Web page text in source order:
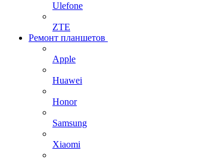
Ulefone
ZTE
Ремонт планшетов
Apple
Huawei
Honor
Samsung
Xiaomi